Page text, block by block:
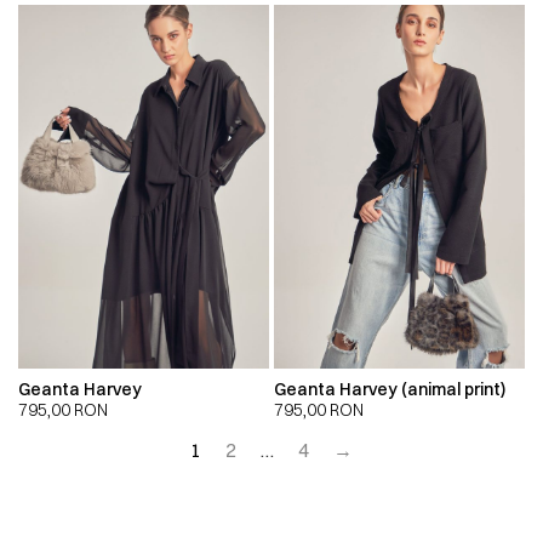
Geanta Harvey
795,00 RON
Geanta Harvey (animal print)
795,00 RON
1 2 … 4 →